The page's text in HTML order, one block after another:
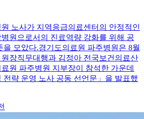
노사가 지역응급의료센터의 안정적인
원으로서의 진료역량 강화를 위해 공
을 모았다.경기도의료원 파주병원은 8월
장직무대행과 김정아 전국보건의료산
원 파주병원 지부장이 참석한 가운데
전략 운영 노사 공동 선언문」을 발표했